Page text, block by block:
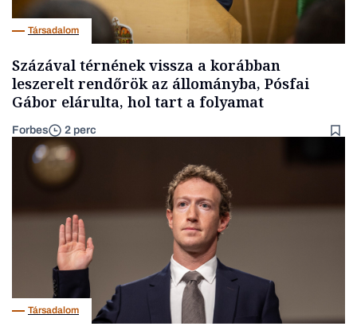
Társadalom
Százával térnének vissza a korábban
leszerelt rendőrök az állományba, Pósfai
Gábor elárulta, hol tart a folyamat
Forbes 2 perc
Társadalom